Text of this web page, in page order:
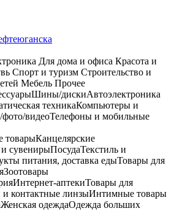
Для дома и офиса Красота и
Спорт и туризм Строительство и
Мебель Прочее
Шины/дискиАвтоэлектроника
техникаКомпьютеры и
видеоТелефоны и мобильные
товарыКанцелярские
сувенирыПосудаТекстиль и
питания, доставка едыТовары для
Зоотовары
Интернет-аптекиТовары для
контактные линзыИнтимные товары
Женская одеждаОдежда больших